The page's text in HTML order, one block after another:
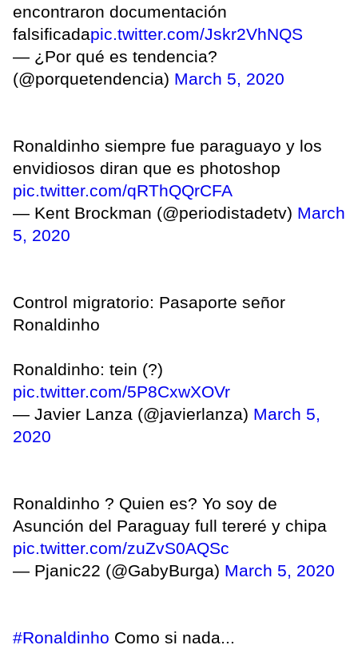
encontraron documentación
falsificadapic.twitter.com/Jskr2VhNQS
— ¿Por qué es tendencia?
(@porquetendencia) March 5, 2020
Ronaldinho siempre fue paraguayo y los
envidiosos diran que es photoshop
pic.twitter.com/qRThQQrCFA
— Kent Brockman (@periodistadetv) March
5, 2020
Control migratorio: Pasaporte señor
Ronaldinho
Ronaldinho: tein (?)
pic.twitter.com/5P8CxwXOVr
— Javier Lanza (@javierlanza) March 5,
2020
Ronaldinho ? Quien es? Yo soy de
Asunción del Paraguay full tereré y chipa
pic.twitter.com/zuZvS0AQSc
— Pjanic22 (@GabyBurga) March 5, 2020
#Ronaldinho Como si nada...